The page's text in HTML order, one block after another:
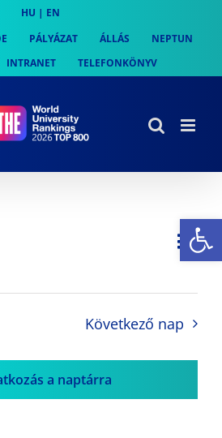
HU | EN
PÁLYÁZAT ÁLLÁS
NEPTUN
INTRANET TELEFONKÖNYV
Nap
Következő nap
a naptárra